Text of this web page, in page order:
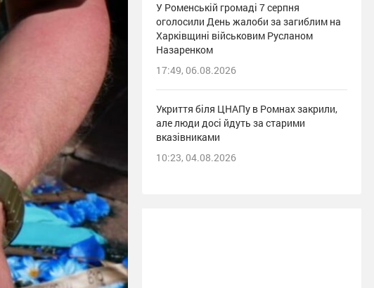
У Роменській громаді 7 серпня
оголосили День жалоби за загиблим на
Харківщині військовим Русланом
Назаренком
17:49, 06.08.2026
Укриття біля ЦНАПу в Ромнах закрили,
але люди досі йдуть за старими
вказівниками
10:23, 04.08.2026